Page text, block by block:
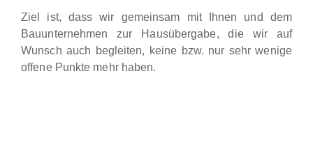
Ziel ist, dass wir gemeinsam mit Ihnen und dem
Bauunternehmen zur Hausübergabe, die wir auf
Wunsch auch begleiten, keine bzw. nur sehr wenige
offene Punkte mehr haben.